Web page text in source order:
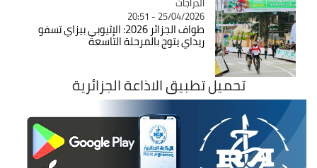
25/04/2026 - 20:51
طواف الجزائر 2026: الإثيوبي بيزاي تسفو
ريداي يتوج بالمرحلة التاسعة
تحميل تطبيق الاذاعة الجزائرية